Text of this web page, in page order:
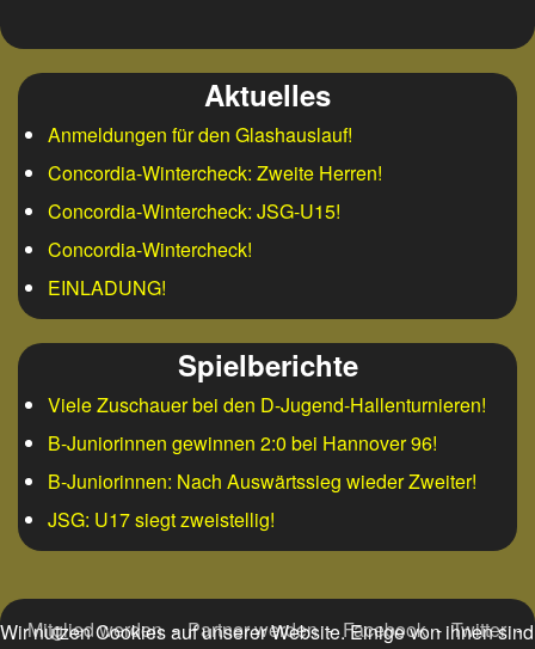
Aktuelles
Anmeldungen für den Glashauslauf!
Concordia-Wintercheck: Zweite Herren!
Concordia-Wintercheck: JSG-U15!
Concordia-Wintercheck!
EINLADUNG!
Spielberichte
Viele Zuschauer bei den D-Jugend-Hallenturnieren!
B-Juniorinnen gewinnen 2:0 bei Hannover 96!
B-Juniorinnen: Nach Auswärtssieg wieder Zweiter!
JSG: U17 siegt zweistellig!
Mitglied werden-Partner werden-Facebook-Twitter-
Wir nutzen Cookies auf unserer Website. Einige von ihnen sind